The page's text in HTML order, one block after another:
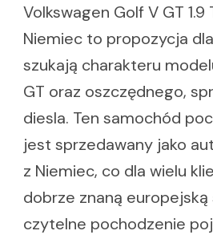
Volkswagen Golf V GT 1.9
Niemiec to propozycja
szukają charakteru
GT oraz oszczędnego,
diesla. Ten samochód
jest sprzedawany jako
z Niemiec, co dla wielu
dobrze znaną
czytelne pochodzenie